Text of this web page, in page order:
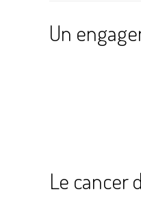
Un
Le cancer